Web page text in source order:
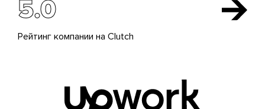
5.0
Рейтинг компании на Clutch